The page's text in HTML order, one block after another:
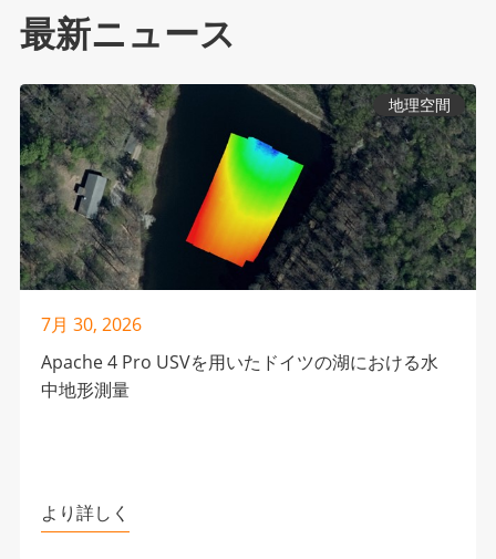
最新ニュース
地理空間
7月 30, 2026
Apache 4 Pro USVを用いたドイツの湖における水
中地形測量
より詳しく